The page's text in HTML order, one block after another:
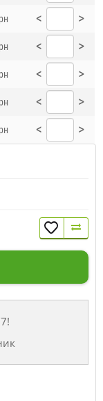
< >
< >
< >
< >
< >